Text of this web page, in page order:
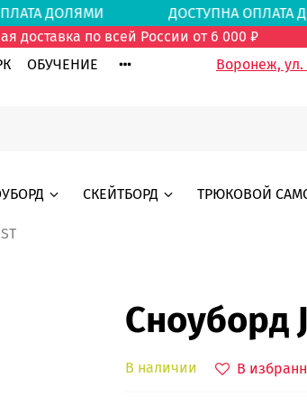
ОПЛАТА ДОЛЯМИ ДОСТУПНА
доставка по всей России от 6 000 ₽
ОБУЧЕНИЕ Воронеж, ул.
СКЕЙТБОРД ТРЮКОВОЙ
Сноуборд
В наличии В